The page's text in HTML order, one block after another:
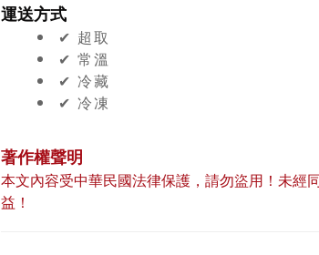
運送方式
✔︎ 超取
✔︎ 常溫
✔︎ 冷藏
✔︎ 冷凍
著作權聲明
本文內容受中華民國法律保護，請勿盜用！未經
益！